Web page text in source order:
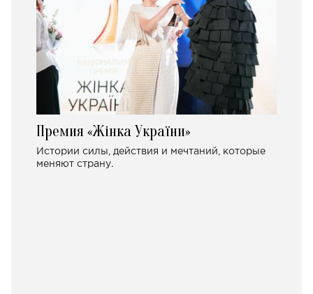
Премия «Жінка України»
Истории силы, действия и мечтаний, которые
меняют страну.